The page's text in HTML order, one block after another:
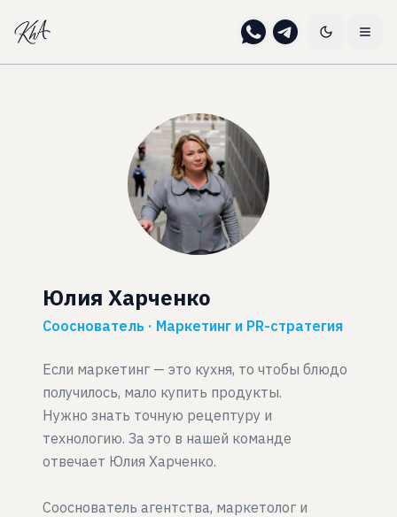
Юлия Харченко
Сооснователь · Маркетинг и PR-стратегия
Если маркетинг — это кухня, то чтобы блюдо
получилось, мало купить продукты.
Нужно знать точную рецептуру и
технологию. За это в нашей команде
отвечает Юлия Харченко.
Сооснователь агентства, маркетолог и